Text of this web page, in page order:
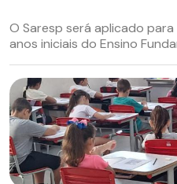
O Saresp será aplicado
anos iniciais do Ensino